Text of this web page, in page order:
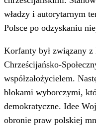
władzy i autorytarnym
Polsce po odzyskaniu
Korfanty był związany
Chrześcijańsko-
współzałożycielem.
blokami wyborczymi,
demokratyczne. Idee
obronie praw polskiej